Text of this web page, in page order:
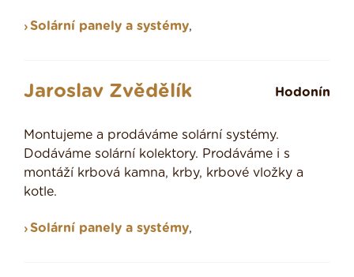
Solární panely a systémy,
Jaroslav Zvědělík Hodonín
Montujeme a prodáváme solární systémy.
Dodáváme solární kolektory. Prodáváme i s
montáží krbová kamna, krby, krbové vložky a
kotle.
Solární panely a systémy,